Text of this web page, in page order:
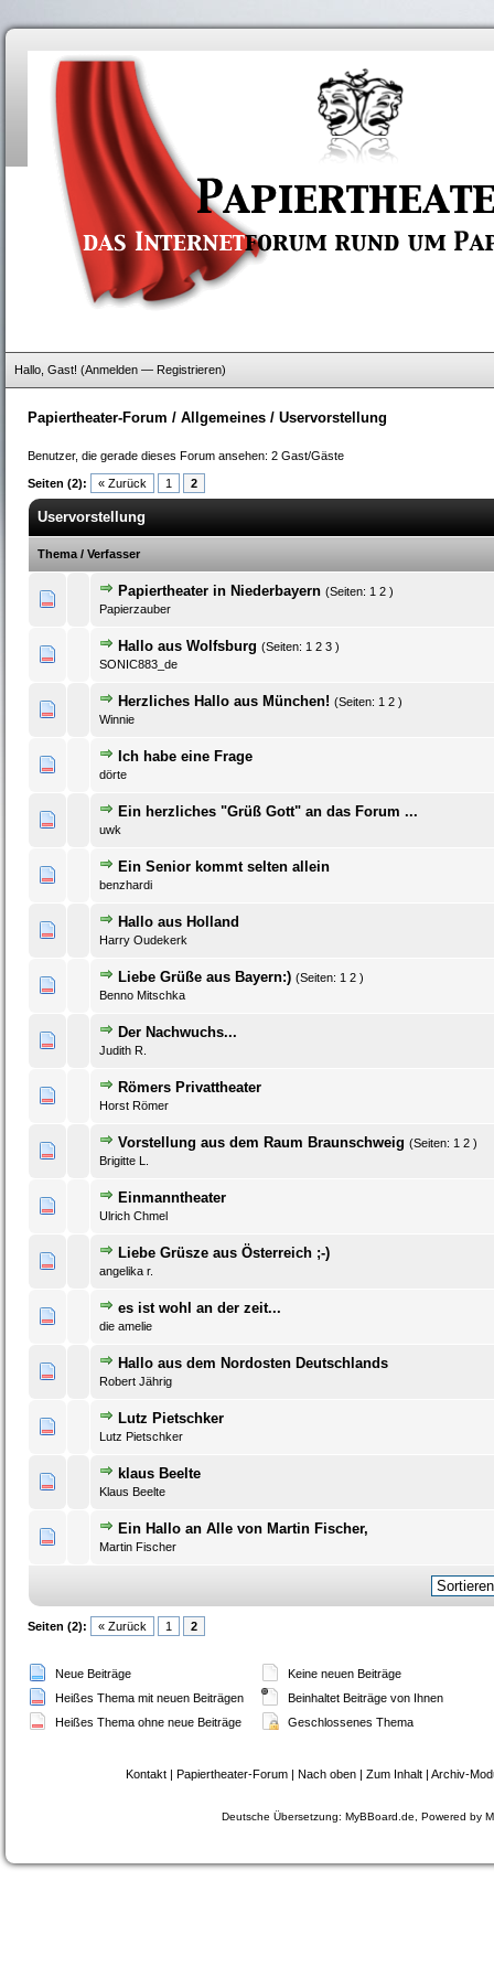
Hallo, Gast! (Anmelden — Registrieren)
Papiertheater-Forum / Allgemeines / Uservorstellung
Benutzer, die gerade dieses Forum ansehen: 2 Gast/Gäste
Seiten (2): « Zurück 1 2
Uservorstellung
Thema / Verfasser
Papiertheater in Niederbayern (Seiten: 1 2 )
Papierzauber
0 Bewertung(en) - 0 von 5 durchschnittlich
12345
Hallo aus Wolfsburg (Seiten: 1 2 3 )
SONIC883_de
0 Bewertung(en) - 0 von 5 durchschnittlich
12345
Herzliches Hallo aus München! (Seiten: 1 2 )
Winnie
0 Bewertung(en) - 0 von 5 durchschnittlich
123 45
Ich habe eine Frage
dörte
0 Bewertung(en) - 0 von 5 durchschnittlich
12 345
Ein herzliches "Grüß Gott" an das Forum ...
uwk
0 Bewertung(en) - 0 von 5 durchschnittlich
12 345
Ein Senior kommt selten allein
benzhardi
0 Bewertung(en) - 0 von 5 durchschnittlich
12345
Hallo aus Holland
Harry Oudekerk
0 Bewertung(en) - 0 von 5 durchschnittlich
1234
Liebe Grüße aus Bayern:) (Seiten: 1 2 )
Benno Mitschka
0 Bewertung(en) - 0 von 5 durchschnittlich
123 45
Der Nachwuchs...
Judith R.
0 Bewertung(en) - 0 von 5 durchschnittlich
1234
Römers Privattheater
Horst Römer
0 Bewertung(en) - 0 von 5 durchschnittlich
12345
Vorstellung aus dem Raum Braunschweig (Seiten: 1 2 )
Brigitte L.
0 Bewertung(en) - 0 von 5 durchschnittlich
12345
Einmanntheater
Ulrich Chmel
0 Bewertung(en) - 0 von 5 durchschnittlich
12
Liebe Grüsze aus Österreich ;-)
angelika r.
0 Bewertung(en) - 0 von 5 durchschnittlich
1234 5
es ist wohl an der zeit...
die amelie
0 Bewertung(en) - 0 von 5 durchschnittlich
1 234 5
Hallo aus dem Nordosten Deutschlands
Robert Jährig
0 Bewertung(en) - 0 von 5 durchschnittlich
1 2345
Lutz Pietschker
Lutz Pietschker
0 Bewertung(en) - 0 von 5 durchschnittlich
12
klaus Beelte
Klaus Beelte
0 Bewertung(en) - 0 von 5 durchschnittlich
Ein Hallo an Alle von Martin Fischer,
Martin Fischer
0 Bewertung(en) - 0 von 5 durchschnittlich
123 45
Seiten (2): « Zurück 1 2
Neue Beiträge
Heißes Thema mit neuen Beiträgen
Heißes Thema ohne neue Beiträge
Keine neuen Beiträge
Beinhaltet Beiträge von Ihnen
Geschlossenes Thema
Kontakt | Papiertheater-Forum | Nach oben | Zum Inhalt | Archiv-
Deutsche Übersetzung: MyBBoard.de , Powered by